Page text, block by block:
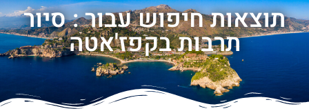
תוצאות חיפוש עבור : סיור
תרבות בקפז'אטה